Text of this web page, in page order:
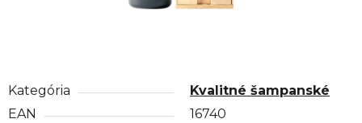
Kategória
Kvalitné šampanské
EAN
16740